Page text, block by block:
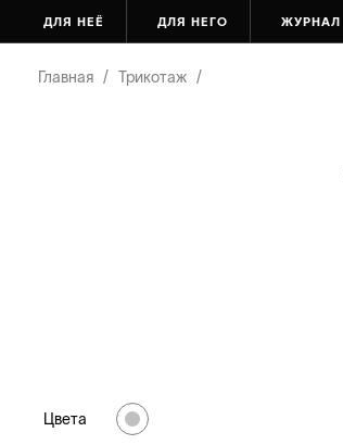
ДЛЯ НЕЁ ДЛЯ НЕГО ЖУРНАЛ
Главная / Трикотаж /
Цвета